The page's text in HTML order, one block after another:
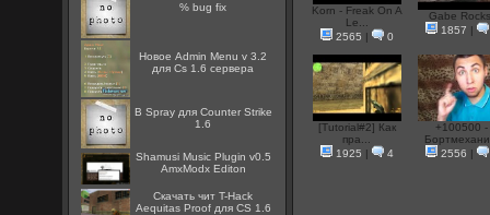
% bug fix
Новое Admin Menu v 3.2
для Cs 1.6 сервера
B Spray для Counter Strike
1.6
Shamusi Music Plugin v0.5
AmxModx Editon
Скачать чит T-Hack
Aequitas Proof для CS 1.6
Korn - Freak On A
Le...
2565 | 0
Gabe
1857 |
[Tutorial#2] Как
пра...
1925 | 4
+100500 -
2556 |